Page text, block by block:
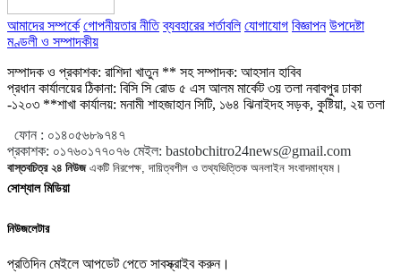
আমাদের সম্পর্কে গোপনীয়তার নীতি ব্যবহারের শর্তাবলি যোগাযোগ বিজ্ঞাপন উপদেষ্টা
মণ্ডলী ও সম্পাদকীয়
সম্পাদক ও প্রকাশক: রাশিদা খাতুন ** সহ সম্পাদক: আহসান হাবিব
প্রধান কার্যালয়ের ঠিকানা: বিসি সি রোড ৫ এস আলম মার্কেট ৩য় তলা নবাবপুর ঢাকা
-১২০৩ **শাখা কার্যালয়: মনামী শাহজাহান সিটি, ১৬৪ ঝিনাইদহ সড়ক, কুষ্টিয়া, ২য় তলা
ফোন : ০১৪০৫৬৮৯৭৪৭
প্রকাশক: ০১৭৬০১৭৭০৭৬ মেইল: bastobchitro24news@gmail.com
বাস্তবচিত্র ২৪ নিউজএকটি নিরপেক্ষ, দায়িত্বশীল ও তথ্যভিত্তিক অনলাইন সংবাদমাধ্যম।
সোশ্যাল মিডিয়া
নিউজলেটার
প্রতিদিন মেইলে আপডেট পেতে সাবস্ক্রাইব করুন।